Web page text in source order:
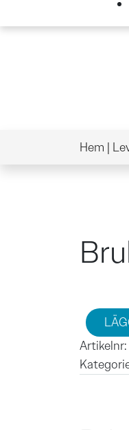
Hem |
Bruker
Artikelnr: